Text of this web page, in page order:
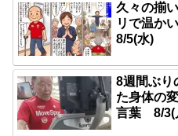
久々の揃
リで温か
8/5(水)
8週間ぶり
た身体の
言葉 8/3(